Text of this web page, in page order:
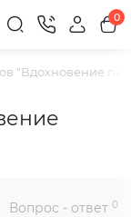
0
"Вдохновение
Вопрос - ответ 0